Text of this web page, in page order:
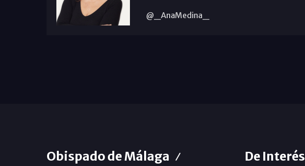
@_AnaMedina_
Obispado de Málaga De Interés